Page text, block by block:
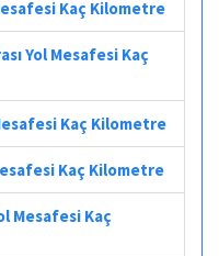
Kaç Kilometre
Yol Mesafesi Kaç
Kaç Kilometre
Kaç Kilometre
Mesafesi Kaç